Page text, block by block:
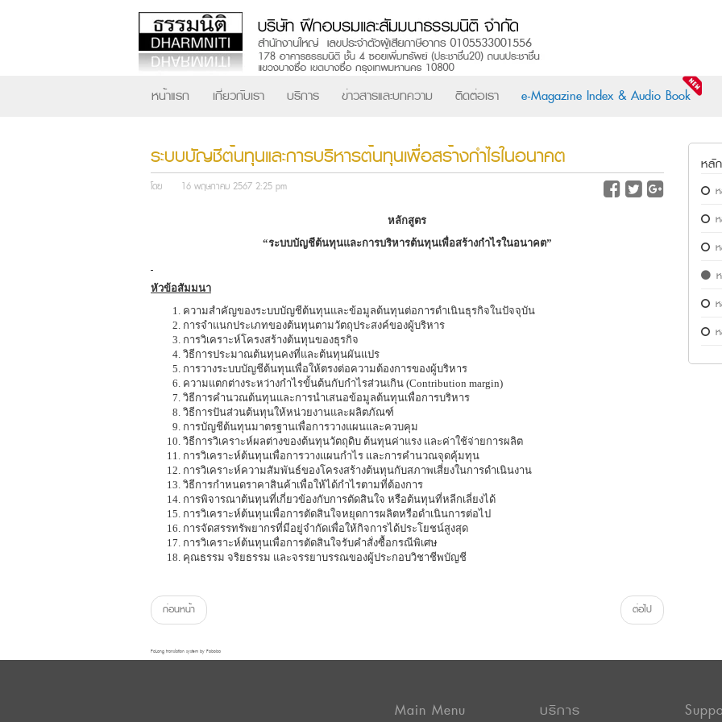
หน้าแรก เกี่ยวกับเรา บริการ ข่าวสารและบทความ ติดต่อเรา e-Magazine Index & Audio Book
ระบบบัญชีต้นทุนและการบริหารต้นทุนเพื่อสร้างกำไรในอนาคต
โดย 16 พฤษภาคม 2567 2:25 pm
หลักสูตร
“ระบบบัญชีต้นทุนและการบริหารต้นทุนเพื่อสร้างกำไรในอนาคต”
หัวข้อสัมมนา
ความสำคัญของระบบบัญชีต้นทุนและข้อมูลต้นทุนต่อการดำเนินธุรกิจในปัจจุบัน
การจำแนกประเภทของต้นทุนตามวัตถุประสงค์ของผู้บริหาร
การวิเคราะห์โครงสร้างต้นทุนของธุรกิจ
วิธีการประมาณต้นทุนคงที่และต้นทุนผันแปร
การวางระบบบัญชีต้นทุนเพื่อให้ตรงต่อความต้องการของผู้บริหาร
ความแตกต่างระหว่างกำไรขั้นต้นกับกำไรส่วนเกิน (Contribution margin)
วิธีการคำนวณต้นทุนและการนำเสนอข้อมูลต้นทุนเพื่อการบริหาร
วิธีการปันส่วนต้นทุนให้หน่วยงานและผลิตภัณฑ์
การบัญชีต้นทุนมาตรฐานเพื่อการวางแผนและควบคุม
วิธีการวิเคราะห์ผลต่างของต้นทุนวัตถุดิบ ต้นทุนค่าแรง และค่าใช้จ่ายการผลิต
การวิเคราะห์ต้นทุนเพื่อการวางแผนกำไร และการคำนวณจุดคุ้มทุน
การวิเคราะห์ความสัมพันธ์ของโครงสร้างต้นทุนกับสภาพเสี่ยงในการดำเนินงาน
วิธีการกำหนดราคาสินค้าเพื่อให้ได้กำไรตามที่ต้องการ
การพิจารณาต้นทุนที่เกี่ยวข้องกับการตัดสินใจ หรือต้นทุนที่หลีกเลี่ยงได้
การวิเคราะห์ต้นทุนเพื่อการตัดสินใจหยุดการผลิตหรือดำเนินการต่อไป
การจัดสรรทรัพยากรที่มีอยู่จำกัดเพื่อให้กิจการได้ประโยชน์สูงสุด
การวิเคราะห์ต้นทุนเพื่อการตัดสินใจรับคำสั่งซื้อกรณีพิเศษ
คุณธรรม จริยธรรม และจรรยาบรรณของผู้ประกอบวิชาชีพบัญชี
ก่อนหน้า ต่อไป
FaLang translation system by Faboba
หลั
Main Menu บริการ